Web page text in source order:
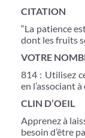
CITATION
“La patience
dont les fruits
VOTRE
814 : Utilisez
en l’associant
CLIN D’OEIL
Apprenez à
besoin d’être